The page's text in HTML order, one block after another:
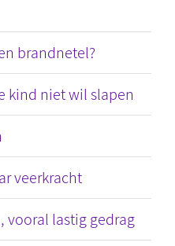
brandnetel?
kind niet wil slapen
veerkracht
vooral lastig gedrag